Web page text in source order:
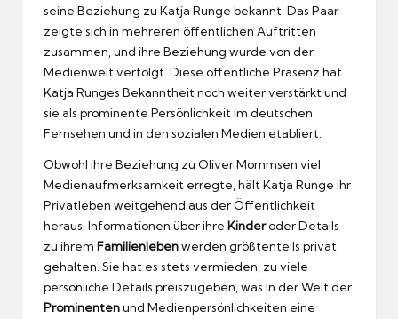
seine Beziehung zu Katja Runge bekannt. Das Paar
zeigte sich in mehreren öffentlichen Auftritten
zusammen, und ihre Beziehung wurde von der
Medienwelt verfolgt. Diese öffentliche Präsenz hat
Katja Runges Bekanntheit noch weiter verstärkt und
sie als prominente Persönlichkeit im deutschen
Fernsehen und in den sozialen Medien etabliert.
Obwohl ihre Beziehung zu Oliver Mommsen viel
Medienaufmerksamkeit erregte, hält Katja Runge ihr
Privatleben weitgehend aus der Öffentlichkeit
heraus. Informationen über ihre Kinderoder Details
zu ihrem Familienlebenwerden größtenteils privat
gehalten. Sie hat es stets vermieden, zu viele
persönliche Details preiszugeben, was in der Welt der
Prominentenund Medienpersönlichkeiten eine